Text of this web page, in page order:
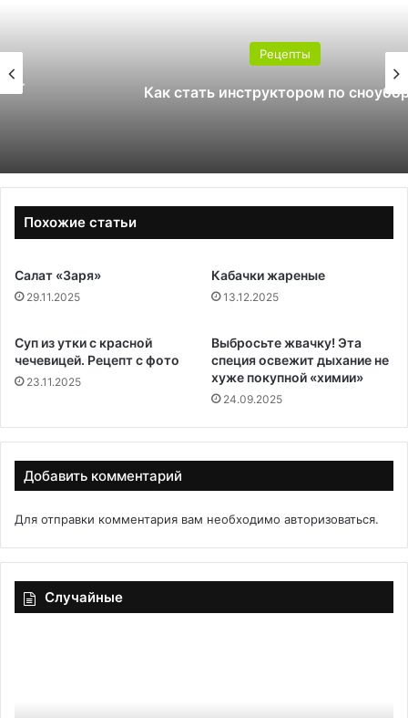
Как стать инструктором по сноуборду
Похожие статьи
Салат «Заря»
29.11.2025
Кабачки жареные
13.12.2025
Суп из утки с красной
чечевицей. Рецепт с фото
23.11.2025
Выбросьте жвачку! Эта
специя освежит дыхание не
хуже покупной «химии»
24.09.2025
Добавить комментарий
Для отправки комментария вам необходимо авторизоваться.
Случайные